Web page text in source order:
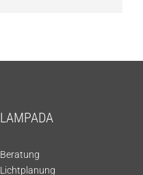
LAMPADA
Beratung
Lichtplanung